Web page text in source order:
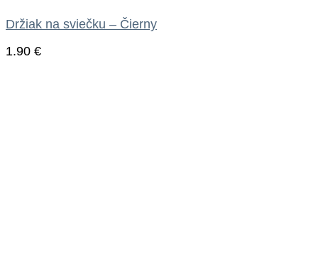
Držiak na sviečku – Čierny
1.90 €